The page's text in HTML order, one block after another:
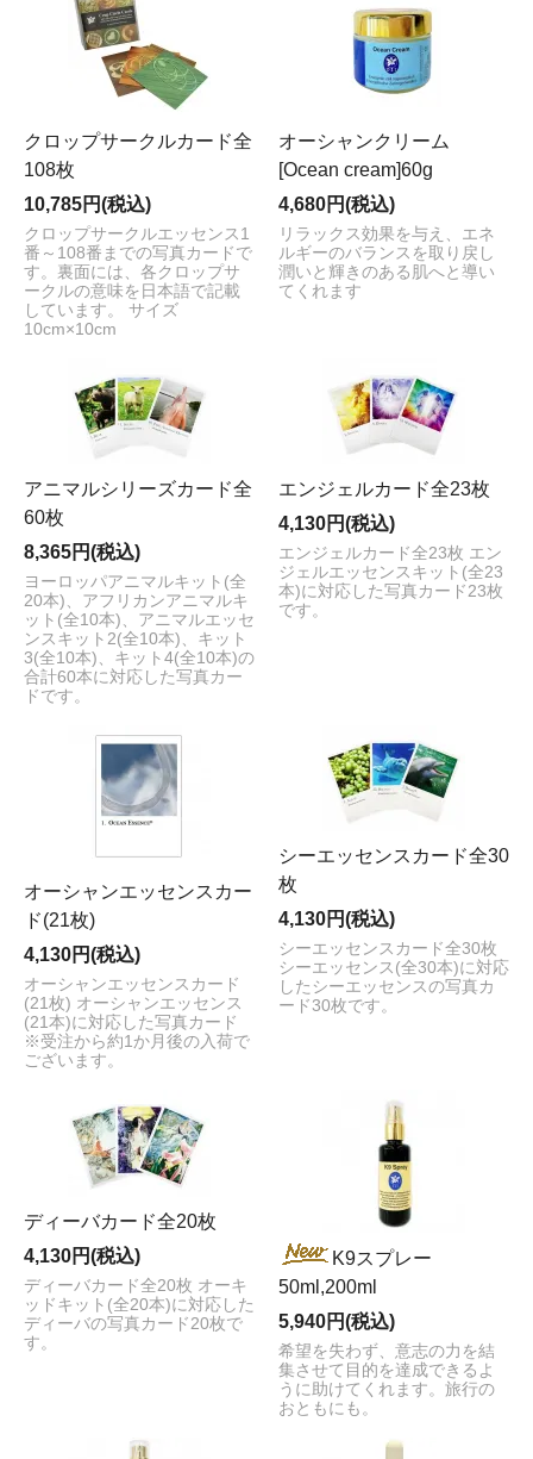
クロップサークルカード全
108枚
10,785円(税込)
クロップサークルエッセンス1
番～108番までの写真カードで
す。裏面には、各クロップサ
ークルの意味を日本語で記載
しています。 サイズ
10cm×10cm
オーシャンクリーム
[Ocean cream]60g
4,680円(税込)
リラックス効果を与え、エネ
ルギーのバランスを取り戻し
潤いと輝きのある肌へと導い
てくれます
アニマルシリーズカード全
60枚
8,365円(税込)
ヨーロッパアニマルキット(全
20本)、アフリカンアニマルキ
ット(全10本)、アニマルエッセ
ンスキット2(全10本)、キット
3(全10本)、キット4(全10本)の
合計60本に対応した写真カー
ドです。
エンジェルカード全23枚
4,130円(税込)
エンジェルカード全23枚 エン
ジェルエッセンスキット(全23
本)に対応した写真カード23枚
です。
オーシャンエッセンスカー
ド(21枚)
4,130円(税込)
オーシャンエッセンスカード
(21枚) オーシャンエッセンス
(21本)に対応した写真カード
※受注から約1か月後の入荷で
ございます。
シーエッセンスカード全30
枚
4,130円(税込)
シーエッセンスカード全30枚
シーエッセンス(全30本)に対応
したシーエッセンスの写真カ
ード30枚です。
ディーバカード全20枚
4,130円(税込)
ディーバカード全20枚 オーキ
ッドキット(全20本)に対応した
ディーバの写真カード20枚で
す。
K9スプレー
50ml,200ml
5,940円(税込)
希望を失わず、意志の力を結
集させて目的を達成できるよ
うに助けてくれます。旅行の
おともにも。